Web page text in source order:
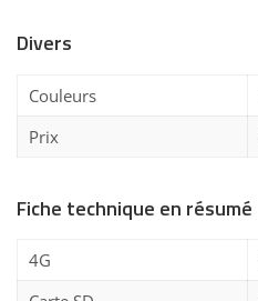
Divers
Couleurs
Prix
Fiche technique en résumé
4G